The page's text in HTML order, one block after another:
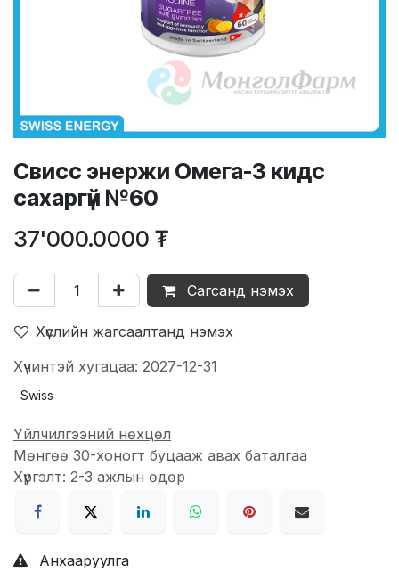
Свисс энержи Омега-3 кидс
сахаргүй №60
37'000.0000 ₮
Сагсанд нэмэх
Хүслийн жагсаалтанд нэмэх
Хүчинтэй хугацаа: 2027-12-31
Swiss
Үйлчилгээний нөхцөл
Мөнгөө 30-хоногт буцааж авах баталгаа
Хүргэлт: 2-3 ажлын өдөр
Анхааруулга